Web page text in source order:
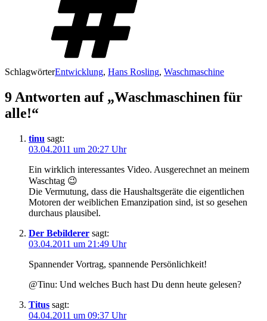
SchlagwörterEntwicklung, Hans Rosling, Waschmaschine
9 Antworten auf „Waschmaschinen für
alle!“
tinu sagt:
03.04.2011 um 20:27 Uhr
Ein wirklich interessantes Video. Ausgerechnet an meinem
Waschtag 😉
Die Vermutung, dass die Haushaltsgeräte die eigentlichen
Motoren der weiblichen Emanzipation sind, ist so gesehen
durchaus plausibel.
Der Bebilderer sagt:
03.04.2011 um 21:49 Uhr
Spannender Vortrag, spannende Persönlichkeit!
@Tinu: Und welches Buch hast Du denn heute gelesen?
Titus sagt:
04.04.2011 um 09:37 Uhr